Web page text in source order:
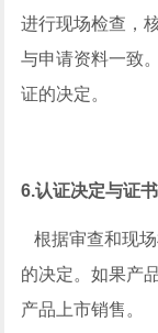
进行现场检查，
与申请资料一致
证的决定‌。
‌6.认证决定与证书
根据审查和现
的决定。如果产
产品上市销售‌。